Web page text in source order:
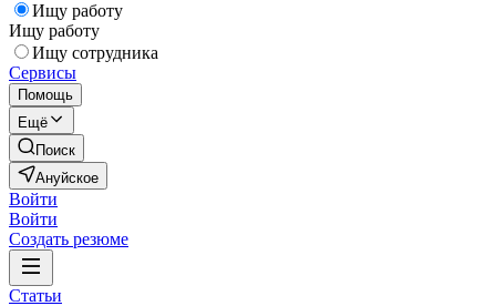
Ищу работу
Ищу работу
Ищу сотрудника
Сервисы
Помощь
Ещё
Поиск
Ануйское
Войти
Войти
Создать резюме
Статьи